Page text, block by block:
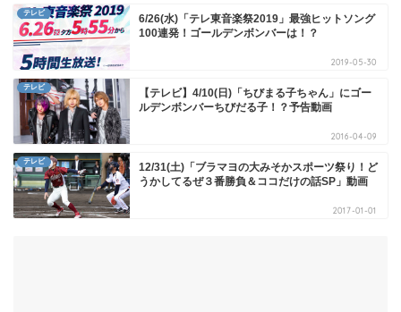
テレビ
6/26(水)「テレ東音楽祭2019」最強ヒットソング
100連発！ゴールデンボンバーは！？
2019-05-30
テレビ
【テレビ】4/10(日)「ちびまる子ちゃん」にゴー
ルデンボンバーちびだる子！？予告動画
2016-04-09
テレビ
12/31(土)「ブラマヨの大みそかスポーツ祭り！ど
うかしてるぜ３番勝負＆ココだけの話SP」動画
2017-01-01